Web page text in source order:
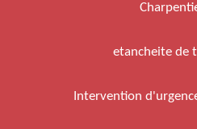
etancheite de
Intervention